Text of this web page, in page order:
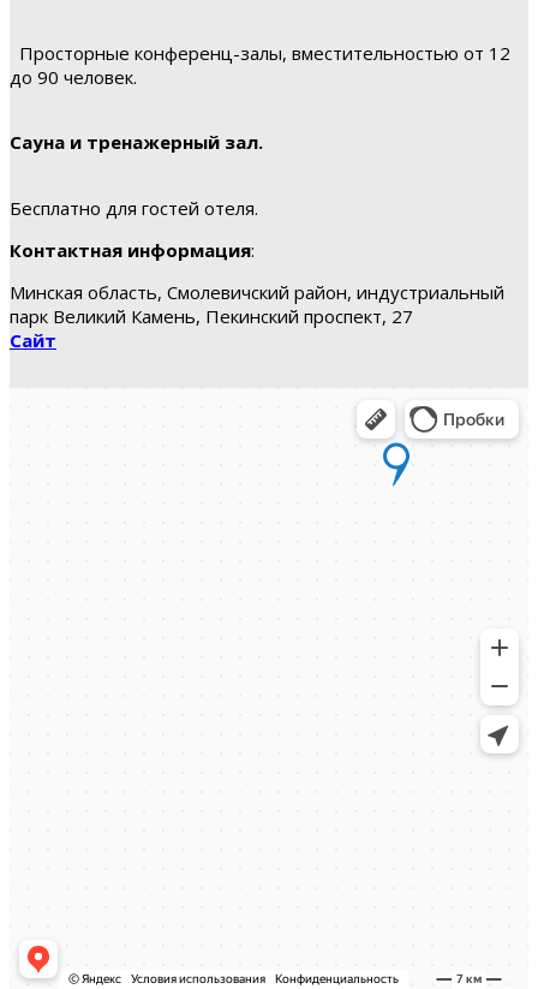
Просторные конференц-залы, вместительностью от 12
до 90 человек.
Сауна и тренажерный зал.
Бесплатно для гостей отеля.
Контактная информация:
Минская область, Смолевичский район, индустриальный
парк Великий Камень, Пекинский проспект, 27
Сайт